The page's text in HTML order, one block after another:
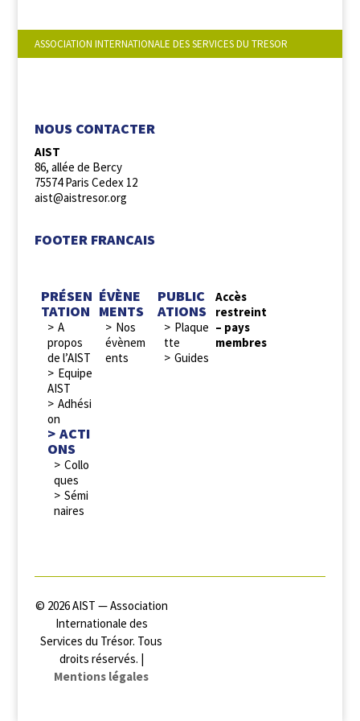
ASSOCIATION INTERNATIONALE DES SERVICES DU TRESOR
NOUS CONTACTER
AIST
86, allée de Bercy
75574 Paris Cedex 12
aist@aistresor.org
FOOTER FRANCAIS
PRÉSEN
TATION
A
propos
de l’AIST
Equipe
AIST
Adhési
on
ACTI
ONS
Collo
ques
Sémi
naires
ÉVÈNE
MENTS
Nos
évènem
ents
PUBLIC
ATIONS
Plaque
tte
Guides
Accès
restreint
– pays
membres
© 2026 AIST — Association
Internationale des
Services du Trésor. Tous
droits réservés. |
Mentions légales